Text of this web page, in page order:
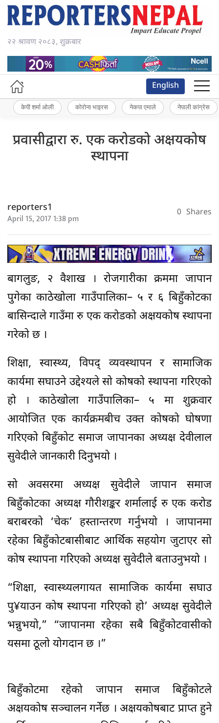
२२ श्रावण २०८३, शुक्रबार
English
केपी शर्मा ओली कोरोना भाइरस नेकपा एमाले नेपाली कांग्रेस
प्रवासीद्वारा रु. एक करोडको अक्षयकोष
स्थापना
reporters1
April 15, 2017 1:38 pm 0 Shares
बागलुङ, २ वैशाख । रोजगारीका क्रममा जापान
पुगेका काठेखोला गाउँपालिका– ५ र ६ बिहुँकोटका
बासिन्दाले गाउँमा रु एक करोडको अक्षयकोष स्थापना
गरेको छ ।
शिक्षा, स्वास्थ्य, विपद् व्यवस्थापन र सामाजिक
कार्यमा सघाउने उद्देश्यले सो कोषको स्थापना गरिएको
हो । काठेखोला गाउँपालिका– ५ मा शुक्रवार
आयोजित एक कार्यक्रमबीच उक्त कोषको घोषणा
गरिएको बिहुँकोट समाज जापानका अध्यक्ष देवीलाल
सुवेदीले जानकारी दिनुभयो ।
सो अवसरमा अध्यक्ष सुवेदीले जापान समाज
बिहुँकोटका अध्यक्ष गौरीशङ्कर शर्मालाई रु एक करोड
बराबरको ‘चेक’ हस्तान्तरण गर्नुभयो । जापानमा
रहेका बिहुँकोटबासीबाट आर्थिक सहयोग जुटाएर सो
कोष स्थापना गरिएको अध्यक्ष सुवेदीले बताउनुभयो ।
“शिक्षा, स्वास्थ्यलगायत सामाजिक कार्यमा सघाउ
पु¥याउन कोष स्थापना गरिएको हो’ अध्यक्ष सुवेदीले
भन्नुभयो,” “जापानमा रहेका सबै बिहुँकोटवासीको
यसमा ठूलो योगदान छ ।”
बिहुँकोटमा रहेको जापान समाज बिहुँकोटले
अक्षयकोष सञ्चालन गर्नेछ । अक्षयकोषबाट प्राप्त हुने